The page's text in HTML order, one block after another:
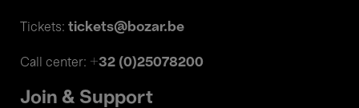
Tickets: tickets@bozar.be
Call center: +32 (0)25078200
Join & Support